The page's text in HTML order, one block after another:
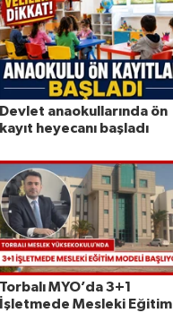
Devlet anaokullarında ön
kayıt heyecanı başladı
Torbalı MYO’da 3+1
İşletmede Mesleki Eğitim